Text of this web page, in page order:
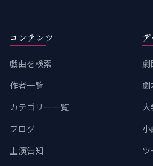
コンテンツ
戯曲を検索
作者一覧
カテゴリー一覧
ブログ
上演告知
劇
劇
大
小